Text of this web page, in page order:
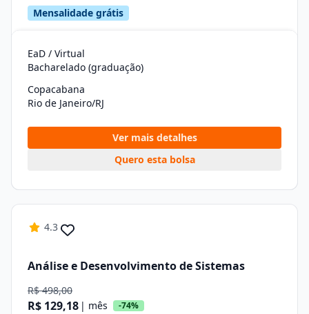
Mensalidade grátis
EaD / Virtual
Bacharelado (graduação)
Copacabana
Rio de Janeiro/RJ
Ver mais detalhes
Quero esta bolsa
4.3
Análise e Desenvolvimento de Sistemas
R$ 498,00
R$ 129,18 | mês -74%